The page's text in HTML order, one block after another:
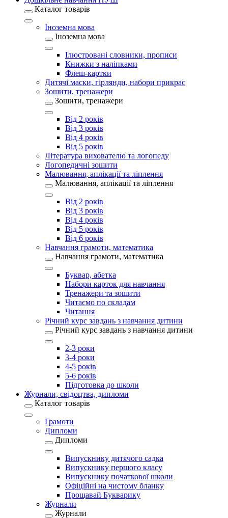
Каталог товарів
Іноземна мова
Іноземна мова
Ілюстровані словники, прописи
Книжки з наліпками
Флеш-картки
Дитячі маски, гірлянди, набори прикрас
Зошити, тренажери
Зошити, тренажери
Від 2 років
Від 3 років
Від 4 років
Від 5 років
Література вихователю та логопеду
Логопедичні зошити
Малювання, аплікації та ліплення
Малювання, аплікації та ліплення
Від 2 років
Від 3 років
Від 4 років
Від 5 років
Від 6 років
Навчання грамоти, математика
Навчання грамоти, математика
Буквар, абетка
Набори карток для навчання
Тренажери та зошити
Читаємо по складам
Читання
Річний курс завдань з навчання дитини
Річний курс завдань з навчання дитини
2-3 роки
3-4 роки
4-5 років
5-6 років
Підготовка до школи
Журнали, свідоцтва, дипломи
Каталог товарів
Грамоти
Дипломи
Дипломи
Випускнику дитячого садка
Випускнику першого класу
Випускнику початкової школи
Офіційні на чистому бланку
Прощавай Букварику
Журнали
Журнали